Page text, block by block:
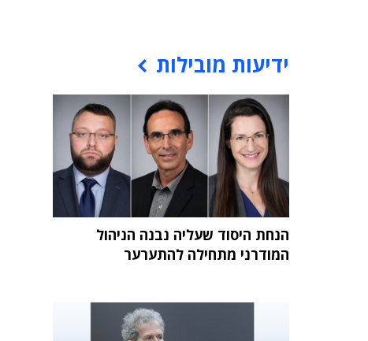
ידיעות מובילות
הנחת היסוד שעליה נבנה הניהול
המודרני מתחילה להתערער